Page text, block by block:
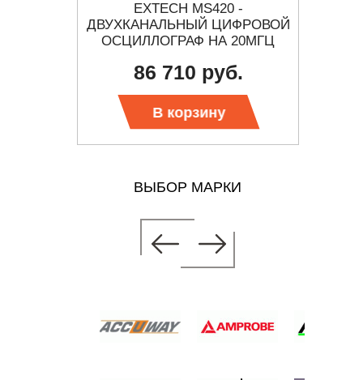
EXTECH MS420 -
ДВУХКАНАЛЬНЫЙ ЦИФРОВОЙ
ОСЦИЛЛОГРАФ НА 20МГЦ
86 710 руб.
В корзину
ВЫБОР МАРКИ